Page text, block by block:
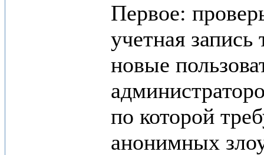
Первое:
учетная
новые
по которой
анонимных